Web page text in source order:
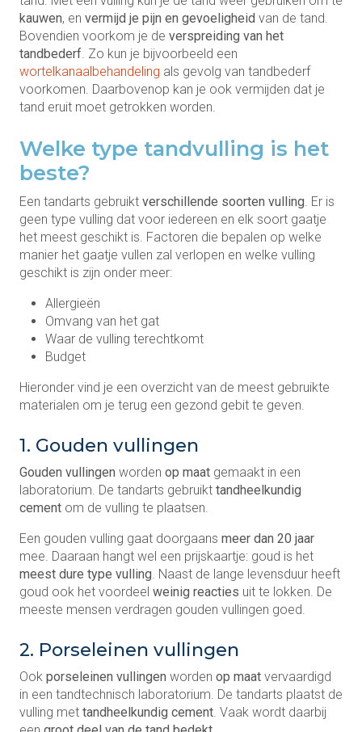
kauwen, en vermijd je pijn en gevoeligheid van de tand.
Bovendien voorkom je de verspreiding van het
tandbederf . Zo kun je bijvoorbeeld een
wortelkanaalbehandeling als gevolg van tandbederf
voorkomen. Daarbovenop kan je ook vermijden dat je
tand eruit moet getrokken worden.
Welke type tandvulling is het
beste?
Een tandarts gebruikt verschillende soorten vulling . Er is
geen type vulling dat voor iedereen en elk soort gaatje
het meest geschikt is. Factoren die bepalen op welke
manier het gaatje vullen zal verlopen en welke vulling
geschikt is zijn onder meer:
Allergieën
Omvang van het gat
Waar de vulling terechtkomt
Budget
Hieronder vind je een overzicht van de meest gebruikte
materialen om je terug een gezond gebit te geven.
1. Gouden vullingen
Gouden vullingen worden op maat gemaakt in een
laboratorium. De tandarts gebruikt tandheelkundig
cement om de vulling te plaatsen.
Een gouden vulling gaat doorgaans meer dan 20 jaar
mee. Daaraan hangt wel een prijskaartje: goud is het
meest dure type vulling . Naast de lange levensduur heeft
goud ook het voordeel weinig reacties uit te lokken. De
meeste mensen verdragen gouden vullingen goed.
2. Porseleinen vullingen
Ook porseleinen vullingen worden op maat vervaardigd
in een tandtechnisch laboratorium. De tandarts plaatst de
vulling met tandheelkundig cement . Vaak wordt daarbij